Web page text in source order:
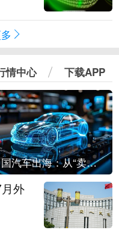
情中心 下载APP
中国汽车出海：从“卖出去”到“走进去”
外